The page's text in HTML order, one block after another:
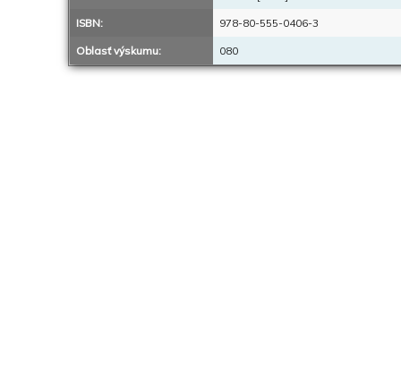
ISBN: 978-80-555-0406-3
Oblasť výskumu: 080